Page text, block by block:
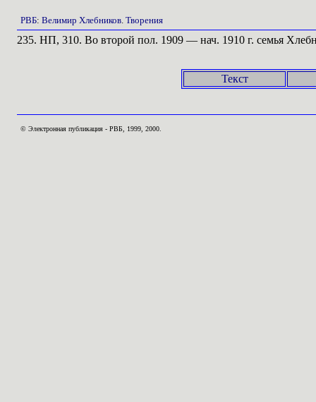
РВБ: Велимир Хлебников. Творения
235. НП, 310. Во второй пол. 1909 — нач. 1910 г. семья
Текст
© Электронная публикация - РВБ, 1999, 2000.